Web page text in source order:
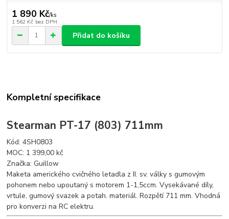
1 890 Kč/ks
1 562 Kč bez DPH
Přidat do košíku
Kompletní specifikace
Stearman PT-17 (803) 711mm
Kód: 4SH0803
MOC: 1 399,00 kč
Značka: Guillow
Maketa amerického cvičného letadla z II. sv. války s gumovým
pohonem nebo upoutaný s motorem 1-1,5ccm. Vysekávané díly,
vrtule, gumový svazek a potah. materiál. Rozpětí 711 mm. Vhodná
pro konverzi na RC elektru.